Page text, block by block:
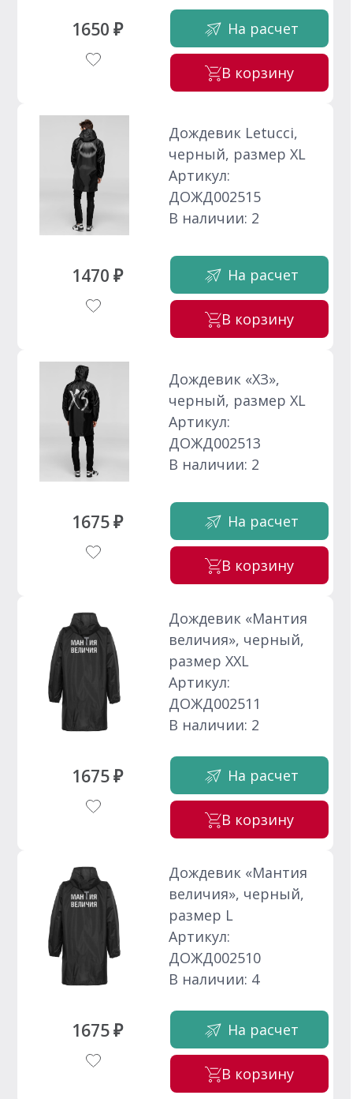
1650 ₽ На расчет
В корзину
1470 ₽
Дождевик Letucci,
черный, размер XL
Артикул:
ДОЖД002515
В наличии: 2
На расчет
В корзину
1675 ₽
Дождевик «ХЗ»,
черный, размер XL
Артикул:
ДОЖД002513
В наличии: 2
На расчет
В корзину
1675 ₽
Дождевик «Мантия
величия», черный,
размер XXL
Артикул:
ДОЖД002511
В наличии: 2
На расчет
В корзину
1675 ₽
Дождевик «Мантия
величия», черный,
размер L
Артикул:
ДОЖД002510
В наличии: 4
На расчет
В корзину